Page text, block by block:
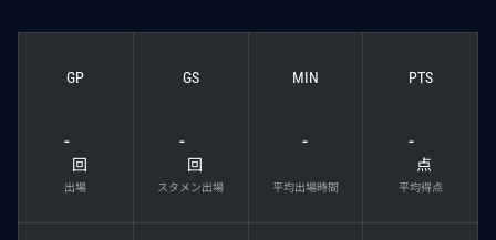
GP
-
回
出場
GS
-
回
スタメン出場
MIN
-
平均出場時間
PTS
-
点
平均得点